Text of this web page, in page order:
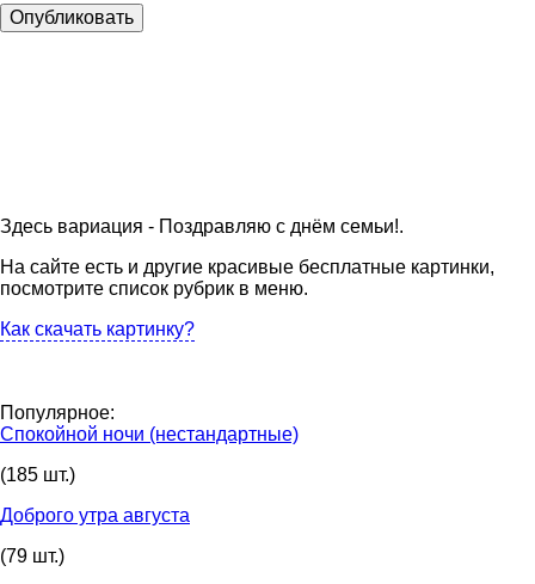
Здесь вариация - Поздравляю с днём семьи!.
На сайте есть и другие красивые бесплатные картинки,
посмотрите список рубрик в меню.
Как скачать картинку?
Популярное:
Спокойной ночи (нестандартные)
(185 шт.)
Доброго утра августа
(79 шт.)